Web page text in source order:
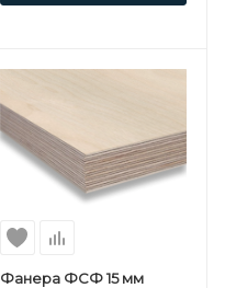
Фанера ФСФ 15 мм